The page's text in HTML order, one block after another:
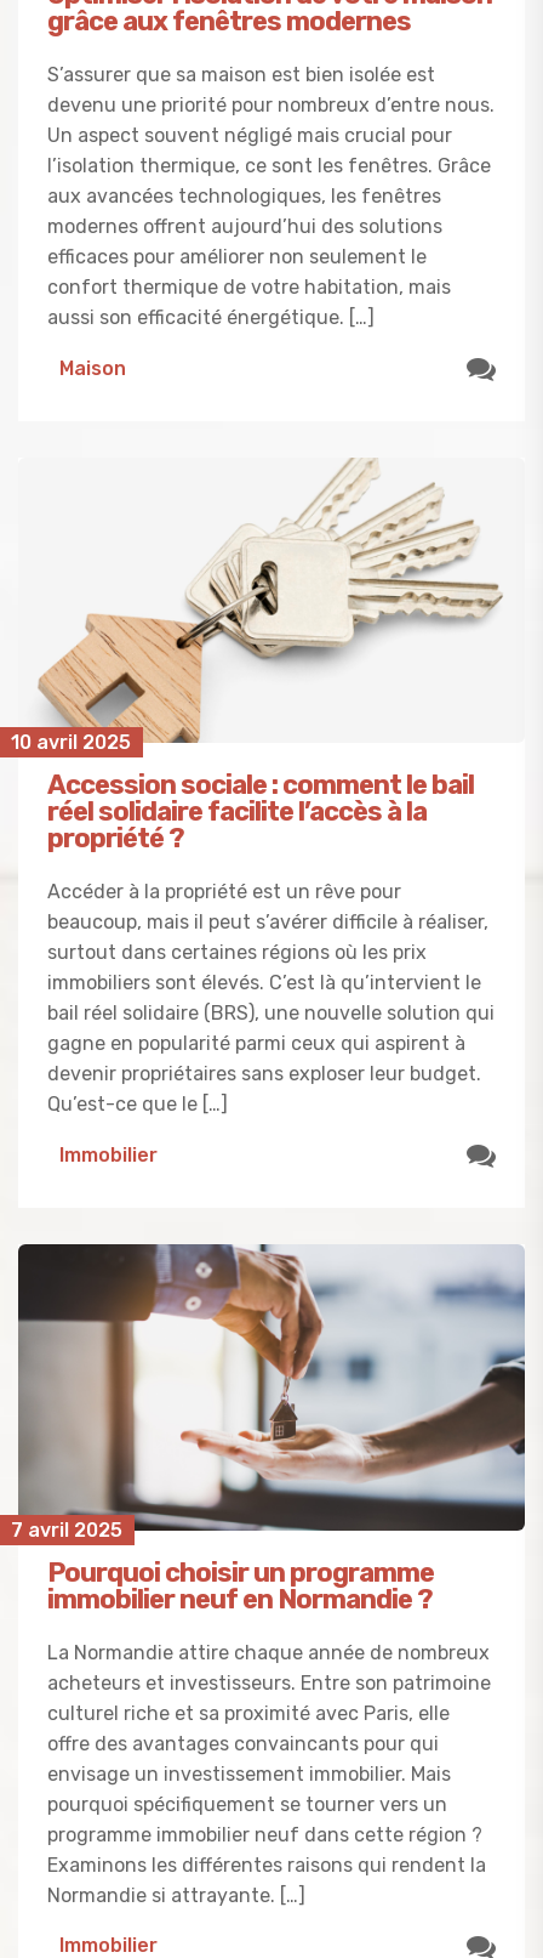
grâce aux fenêtres modernes
S’assurer que sa maison est bien isolée est
devenu une priorité pour nombreux d’entre nous.
Un aspect souvent négligé mais crucial pour
l’isolation thermique, ce sont les fenêtres. Grâce
aux avancées technologiques, les fenêtres
modernes offrent aujourd’hui des solutions
efficaces pour améliorer non seulement le
confort thermique de votre habitation, mais
aussi son efficacité énergétique. […]
Maison
10 avril 2025
Accession sociale : comment le bail
réel solidaire facilite l’accès à la
propriété ?
Accéder à la propriété est un rêve pour
beaucoup, mais il peut s’avérer difficile à réaliser,
surtout dans certaines régions où les prix
immobiliers sont élevés. C’est là qu’intervient le
bail réel solidaire (BRS), une nouvelle solution qui
gagne en popularité parmi ceux qui aspirent à
devenir propriétaires sans exploser leur budget.
Qu’est-ce que le […]
Immobilier
7 avril 2025
Pourquoi choisir un programme
immobilier neuf en Normandie ?
La Normandie attire chaque année de nombreux
acheteurs et investisseurs. Entre son patrimoine
culturel riche et sa proximité avec Paris, elle
offre des avantages convaincants pour qui
envisage un investissement immobilier. Mais
pourquoi spécifiquement se tourner vers un
programme immobilier neuf dans cette région ?
Examinons les différentes raisons qui rendent la
Normandie si attrayante. […]
Immobilier